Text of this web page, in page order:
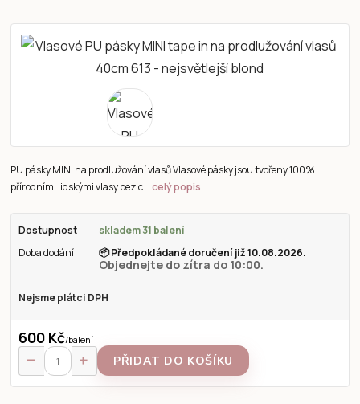
PU pásky MINI na prodlužování vlasů Vlasové pásky jsou tvořeny 100%
přírodními lidskými vlasy bez c...celý popis
Dostupnost
skladem 31 balení
Doba dodání
📦Předpokládané doručení již 10.08.2026.
Objednejte do zítra do 10:00.
Nejsme plátci DPH
600 Kč/balení
PŘIDAT DO KOŠÍKU